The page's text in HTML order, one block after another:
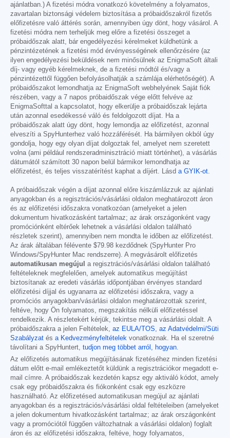
ajánlatban.) A fizetési módra vonatkozó követelmény a folyamatos,
zavartalan biztonsági védelem biztosítása a próbaidőszakról fizetős
előfizetésre való áttérés során, amennyiben úgy dönt, hogy vásárol. A
fizetési módra nem terheljük meg előre a fizetési összeget a
próbaidőszak alatt, bár engedélyezési kérelmeket küldhetünk a
pénzintézetének a fizetési mód érvényességének ellenőrzésére (az
ilyen engedélyezési beküldések nem minősülnek az EnigmaSoft általi
díj- vagy egyéb kérelmeknek, de a fizetési módtól és/vagy a
pénzintézettől függően befolyásolhatják a számlája elérhetőségét). A
próbaidőszakot lemondhatja az EnigmaSoft webhelyének Saját fiók
részében, vagy a 7 napos próbaidőszak vége előtt felvéve az
EnigmaSofttal a kapcsolatot, hogy elkerülje a próbaidőszak lejárta
után azonnal esedékessé váló és feldolgozott díjat. Ha a
próbaidőszak alatt úgy dönt, hogy lemondja az előfizetést, azonnal
elveszíti a SpyHunterhez való hozzáférését. Ha bármilyen okból úgy
gondolja, hogy egy olyan díjat dolgoztak fel, amelyet nem szeretett
volna (ami például rendszeradminisztráció miatt történhet), a vásárlás
dátumától számított 30 napon belül bármikor lemondhatja az
előfizetést, és teljes visszatérítést kaphat a díjért. Lásd a GYIK-ot.
A próbaidőszak végén a díjat azonnal előre kiszámlázzuk az ajánlati
anyagokban és a regisztrációs/vásárlási oldalon meghatározott áron
és az előfizetési időszakra vonatkozóan (amelyeket a jelen
dokumentum hivatkozásként tartalmaz; az árak országonként vagy
promóciónként eltérőek lehetnek a vásárlási oldalon található
részletek szerint), amennyiben nem mondta le időben az előfizetést.
Az árak általában félévente $79.98 kezdődnek (SpyHunter Pro
Windows/SpyHunter Mac rendszerre). A megvásárolt előfizetés
automatikusan megújul
a regisztrációs/vásárlási oldalon található
feltételeknek megfelelően, amelyek automatikus megújítást
biztosítanak az eredeti vásárlás időpontjában érvényes standard
előfizetési díjjal és ugyanarra az előfizetési időszakra, vagy a
promóciós anyagokban/vásárlási oldalon meghatározottak szerint,
feltéve, hogy Ön folyamatos, megszakítás nélküli előfizetéssel
rendelkezik. A részletekért kérjük, tekintse meg a vásárlási oldalt. A
próbaidőszakra a jelen Feltételek, az EULA/TOS, az Adatvédelmi/Süti
Szabályzat és a Kedvezményfeltételek vonatkoznak. Ha el szeretné
távolítani a SpyHuntert, tudjon meg többet arról, hogyan.
Az előfizetés automatikus megújításának fizetéséhez minden fizetési
dátum előtt e-mail emlékeztetőt küldünk a regisztrációkor megadott e-
mail címre. A próbaidőszak kezdetén kapsz egy aktiváló kódot, amely
csak egy próbaidőszakra és fiókonként csak egy eszközre
használható. Az előfizetésed automatikusan megújul az ajánlati
anyagokban és a regisztrációs/vásárlási oldal feltételeiben (amelyeket
a jelen dokumentum hivatkozásként tartalmaz; az árak országonként
vagy a promóciótól függően változhatnak a vásárlási oldalon) foglalt
áron és az előfizetési időszakra, feltéve, hogy folyamatos,